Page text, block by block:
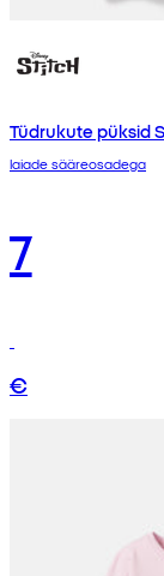
Tüdrukute püksid
laiade sääreosadega
7
€